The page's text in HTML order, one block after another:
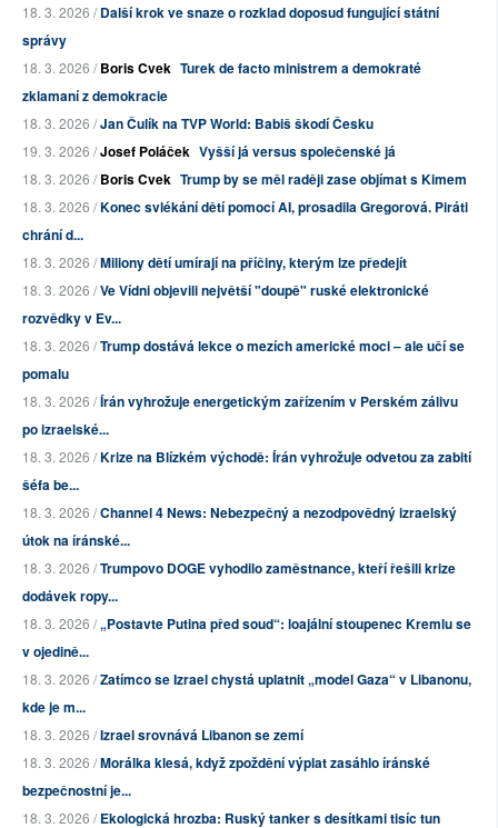
18. 3. 2026 /Další krok ve snaze o rozklad doposud fungující státní
správy
18. 3. 2026 /Boris Cvek Turek de facto ministrem a demokraté
zklamaní z demokracie
18. 3. 2026 /Jan Čulík na TVP World: Babiš škodí Česku
19. 3. 2026 /Josef Poláček Vyšší já versus společenské já
18. 3. 2026 /Boris Cvek Trump by se měl raději zase objímat s Kimem
18. 3. 2026 /Konec svlékání dětí pomocí AI, prosadila Gregorová. Piráti
chrání d...
18. 3. 2026 /Miliony dětí umírají na příčiny, kterým lze předejít
18. 3. 2026 /Ve Vídni objevili největší "doupě" ruské elektronické
rozvědky v Ev...
18. 3. 2026 /Trump dostává lekce o mezích americké moci – ale učí se
pomalu
18. 3. 2026 /Írán vyhrožuje energetickým zařízením v Perském zálivu
po izraelské...
18. 3. 2026 /Krize na Blízkém východě: Írán vyhrožuje odvetou za zabití
šéfa be...
18. 3. 2026 /Channel 4 News: Nebezpečný a nezodpovědný izraelský
útok na íránské...
18. 3. 2026 /Trumpovo DOGE vyhodilo zaměstnance, kteří řešili krize
dodávek ropy...
18. 3. 2026 /„Postavte Putina před soud“: loajální stoupenec Kremlu se
v ojedině...
18. 3. 2026 /Zatímco se Izrael chystá uplatnit „model Gaza“ v Libanonu,
kde je m...
18. 3. 2026 /Izrael srovnává Libanon se zemí
18. 3. 2026 /Morálka klesá, když zpoždění výplat zasáhlo íránské
bezpečnostní je...
18. 3. 2026 /Ekologická hrozba: Ruský tanker s desítkami tisíc tun